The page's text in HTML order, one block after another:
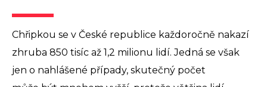
Chřipkou se v České republice každoročně nakazí
zhruba 850 tisíc až 1,2 milionu lidí. Jedná se však
jen o nahlášené případy, skutečný počet